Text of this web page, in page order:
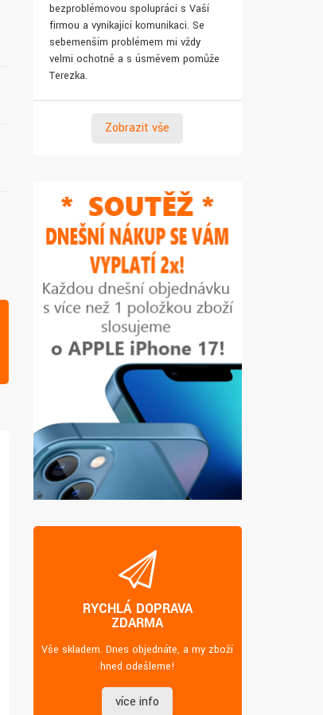
bezproblémovou spolupráci s Vaší
firmou a vynikající komunikaci. Se
sebemenším problémem mi vždy
velmi ochotně a s úsměvem pomůže
Terezka.
Zobrazit vše
RYCHLÁ DOPRAVA
ZDARMA
Vše skladem. Dnes objednáte, a my zboží
hned odešleme!
více info